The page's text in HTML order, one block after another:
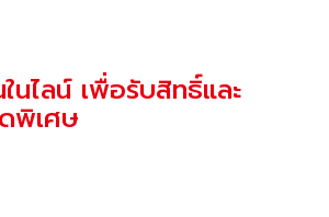
นไลน์ เพื่อรับสิทธิ์และ
พิเศษ